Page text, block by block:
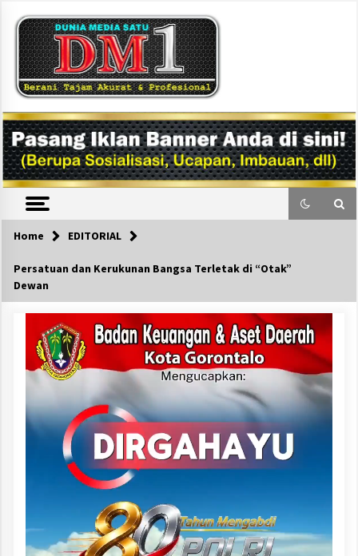
content
DM1
Home EDITORIAL
Persatuan dan Kerukunan Bangsa Terletak di “Otak”
Dewan